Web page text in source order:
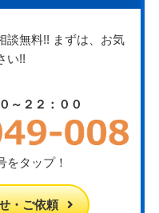
談無料!! まずは、お気
い!!
～２２：００
をタップ！
・ご依頼